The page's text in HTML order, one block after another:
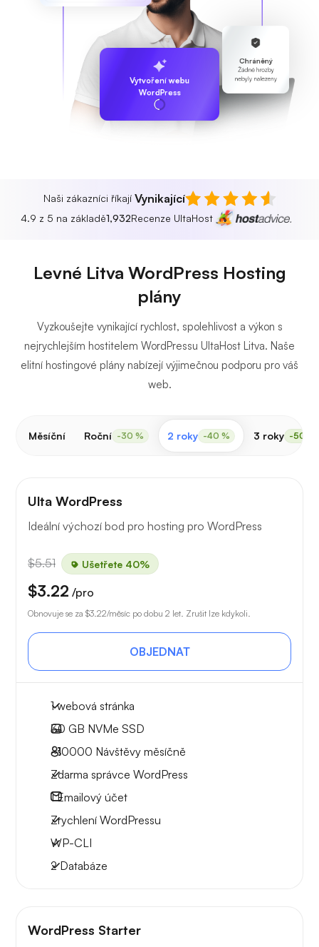
Chráněný
Žádné hrozby
nebyly nalezeny
Vytvoření webu
WordPress
Naši zákazníci říkají Vynikající
4.9 z 5 na základě1,932Recenze UltaHost
Levné Litva WordPress Hosting
plány
Vyzkoušejte vynikající rychlost, spolehlivost a výkon s
nejrychlejším hostitelem WordPressu UltaHost Litva. Naše
elitní hostingové plány nabízejí výjimečnou podporu pro váš
web.
Měsíční Roční -30 % 2 roky -40 % 3 roky -50 %
Ulta WordPress
Ideální výchozí bod pro hosting pro WordPress
$5.51 Ušetřete 40%
$3.22 /pro
Obnovuje se za $3.22/měsíc po dobu 2 let. Zrušit lze kdykoli.
OBJEDNAT
1 webová stránka
30 GB NVMe SSD
~10000 Návštěvy měsíčně
Zdarma správce WordPress
1Emailový účet
Zrychlení WordPressu
WP-CLI
2 Databáze
WordPress Starter